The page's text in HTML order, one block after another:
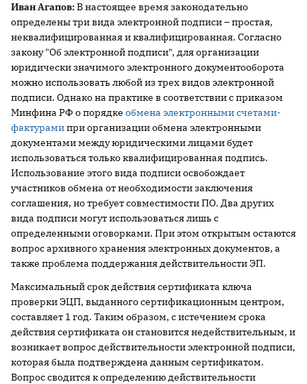
Иван Агапов:В настоящее время законодательно
определены три вида электронной подписи – простая,
неквалифицированная и квалифицированная. Согласно
закону "Об электронной подписи", для организации
юридически значимого электронного документооборота
можно использовать любой из трех видов электронной
подписи. Однако на практике в соответствии с приказом
Минфина РФ о порядке обмена электронными счетами-
фактурамипри организации обмена электронными
документами между юридическими лицами будет
использоваться только квалифицированная подпись.
Использование этого вида подписи освобождает
участников обмена от необходимости заключения
соглашения, но требует совместимости ПО. Два других
вида подписи могут использоваться лишь с
определенными оговорками. При этом открытым остаются
вопрос архивного хранения электронных документов, а
также проблема поддержания действительности ЭП.
Максимальный срок действия сертификата ключа
проверки ЭЦП, выданного сертификационным центром,
составляет 1 год. Таким образом, с истечением срока
действия сертификата он становится недействительным, и
возникает вопрос действительности электронной подписи,
которая была подтверждена данным сертификатом.
Вопрос сводится к определению действительности